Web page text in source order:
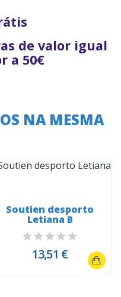
de valor igual
a 50€
NA MESMA
Soutien desporto
Letiana B
13,51 €